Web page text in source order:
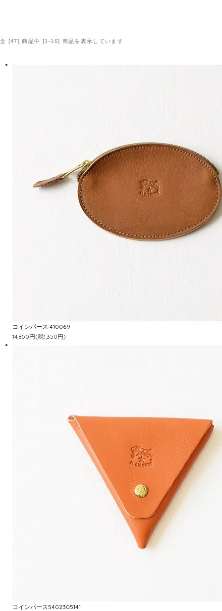
全 [47] 商品中 [1-16] 商品を表示しています
コインパース 410069
14,850円(税1,350円)
コインパース5402305141